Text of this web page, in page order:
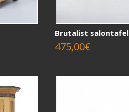
Brutalist salontafel
475,00€